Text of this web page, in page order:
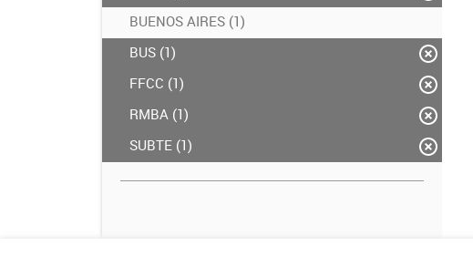
BUENOS AIRES (1)
BUS (1)
FFCC (1)
RMBA (1)
SUBTE (1)